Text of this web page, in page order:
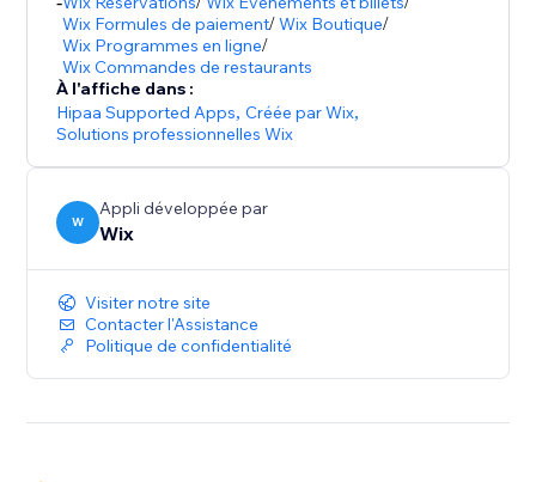
Wix Formules de paiement/Wix Boutique/
Wix Programmes en ligne/
Wix Commandes de restaurants
À l'affiche dans :
Hipaa Supported Apps,Créée par Wix,
Solutions professionnelles Wix
W
Appli développée par
Wix
Visiter notre site
Contacter l'Assistance
Politique de confidentialité